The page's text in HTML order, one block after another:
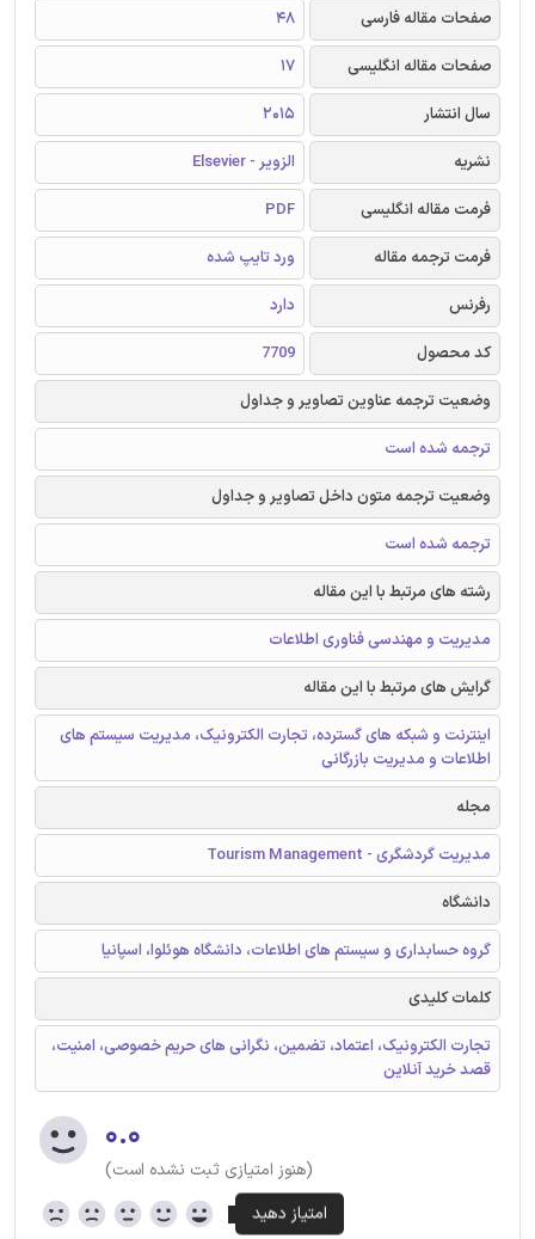
صفحات مقاله فارسی
48
صفحات مقاله انگلیسی
17
سال انتشار
2015
نشریه
الزویر - Elsevier
فرمت مقاله انگلیسی
PDF
فرمت ترجمه مقاله
ورد تایپ شده
رفرنس
دارد
کد محصول
7709
وضعیت ترجمه عناوین تصاویر و جداول
ترجمه شده است
وضعیت ترجمه متون داخل تصاویر و جداول
ترجمه شده است
رشته های مرتبط با این مقاله
مدیریت و مهندسی فناوری اطلاعات
گرایش های مرتبط با این مقاله
اینترنت و شبکه های گسترده، تجارت الکترونیک، مدیریت سیستم های
اطلاعات و مدیریت بازرگانی
مجله
مدیریت گردشگری - Tourism Management
دانشگاه
گروه حسابداری و سیستم های اطلاعات، دانشگاه هوئلوا، اسپانیا
کلمات کلیدی
تجارت الکترونیک، اعتماد، تضمین، نگرانی های حریم خصوصی، امنیت،
قصد خرید آنلاین
۰.۰
(هنوز امتیازی ثبت نشده است)